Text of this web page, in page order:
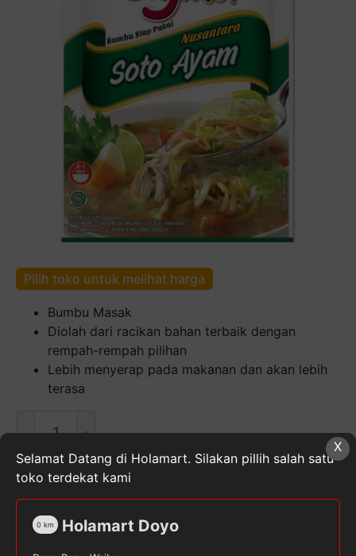
Pilih toko untuk melihat harga
Bumbu Masak
Diolah dari racikan bahan terbaik dengan
rempah-rempah pilihan
Lebih menyerap pada makanan dan akan lebih
terasa
SAJIKU
Bumbu
Masak
Soto
Ayam
[20
SKU:8992770084040 Kategori:Bahan Masakan &
Kue,Bumbu Masakan,
Segar Tag:SAJIKU
X
Selamat Datang di Holamart. Silakan pillih salah satu
toko terdekat kami
Holamart Doyo
0 km